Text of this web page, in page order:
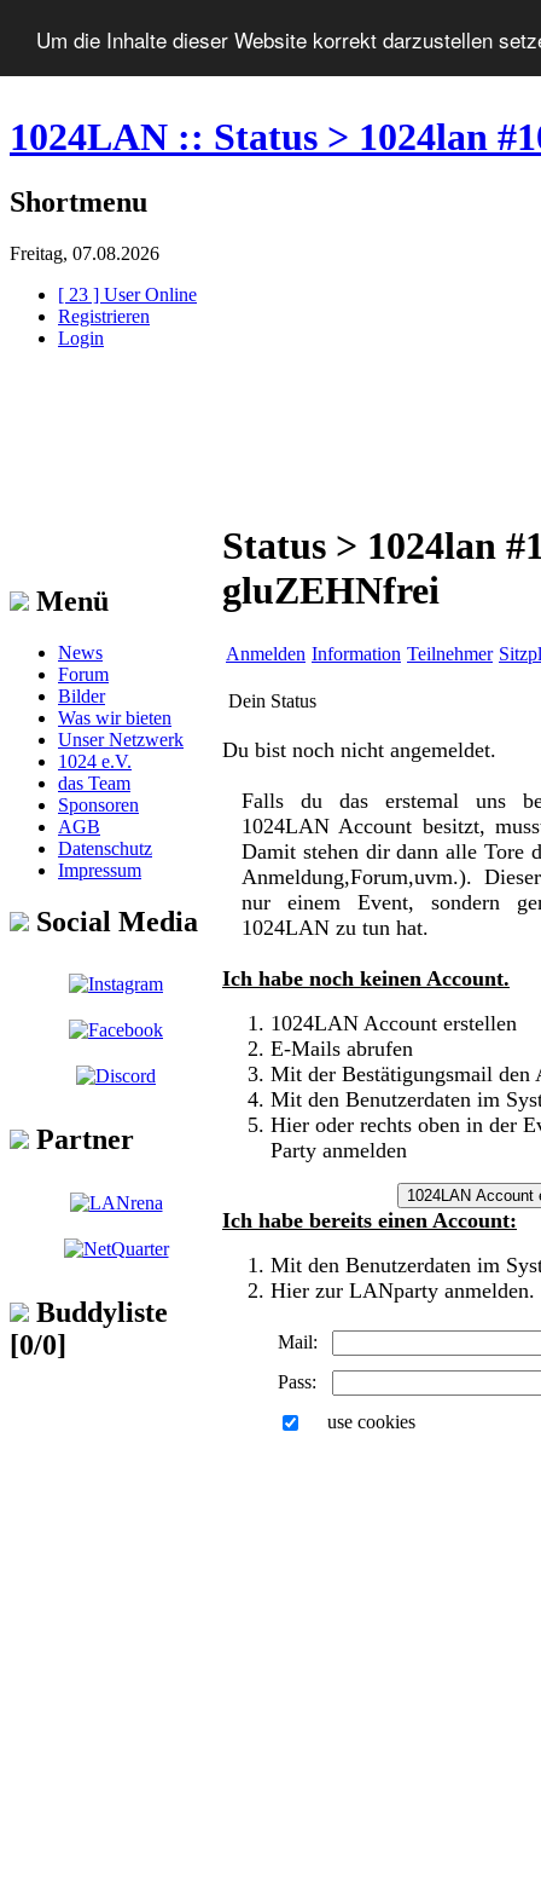
Um die Inhalte dieser Website korrekt darzustellen
1024LAN :: Status > 1024lan
Shortmenu
Freitag, 07.08.2026
[ 23 ] User Online
Registrieren
Login
Menü
News
Forum
Bilder
Was wir bieten
Unser Netzwerk
1024 e.V.
das Team
Sponsoren
AGB
Datenschutz
Impressum
Social Media
Partner
Buddyliste
[0/0]
Status > 1024lan
gluZEHNfrei
Anmelden Information Teilnehmer
Dein Status
Du bist noch nicht angemeldet.
Falls du das erstemal uns
1024LAN Account besitzt,
Damit stehen dir dann alle Tore
Anmeldung,Forum,uvm.).
nur einem Event, sondern
1024LAN zu tun hat.
Ich habe noch keinen Account.
1024LAN Account erstellen
E-Mails abrufen
Mit der Bestätigungsmail den
Mit den Benutzerdaten im
Hier oder rechts oben in der
Party anmelden
Ich habe bereits einen Account:
Mit den Benutzerdaten im
Hier zur LANparty anmelden.
Mail:
Pass:
use cookies